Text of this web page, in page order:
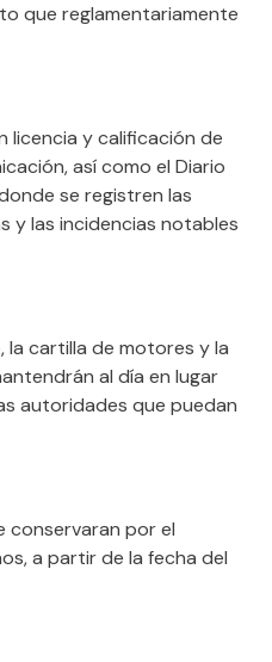
que reglamentariamente
licencia y calificación de
así como el Diario
se registren las
y las incidencias notables
la cartilla de motores y la
al día en lugar
autoridades que puedan
conservaran por el
a partir de la fecha del